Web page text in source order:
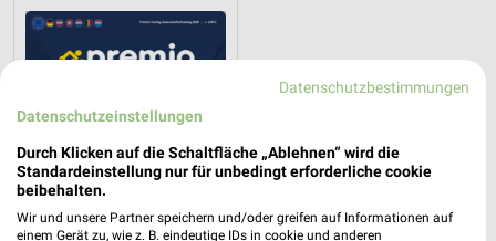
Datenschutzbestimmungen
Datenschutzeinstellungen
Durch Klicken auf die Schaltfläche „Ablehnen“ wird die
Standardeinstellung nur für unbedingt erforderliche cookie
beibehalten.
Wir und unsere Partner speichern und/oder greifen auf Informationen auf
einem Gerät zu, wie z. B. eindeutige IDs in cookie und anderen